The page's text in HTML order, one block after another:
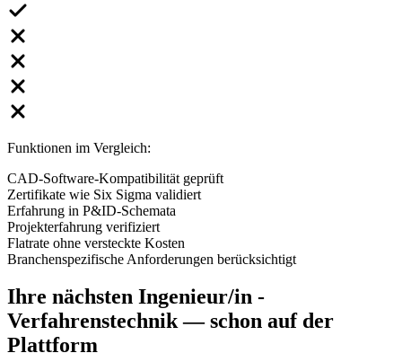
Funktionen im Vergleich:
CAD-Software-Kompatibilität geprüft
Zertifikate wie Six Sigma validiert
Erfahrung in P&ID-Schemata
Projekterfahrung verifiziert
Flatrate ohne versteckte Kosten
Branchenspezifische Anforderungen berücksichtigt
Ihre nächsten Ingenieur/in -
Verfahrenstechnik— schon auf der
Plattform